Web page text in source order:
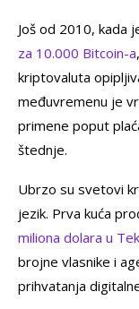
Još od 2010, kada
za 10.000 Bitcoin-a
kriptovaluta
međuvremenu je
primene poput
štednje.
Ubrzo su svetovi
jezik. Prva kuća
miliona dolara u
brojne vlasnike i
prihvatanja